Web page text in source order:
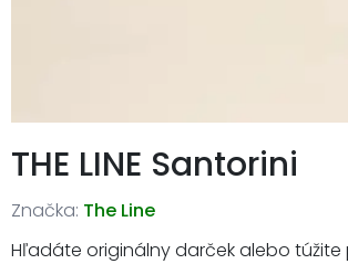
THE LINE Santorini
Značka: The Line
Hľadáte originálny darček alebo